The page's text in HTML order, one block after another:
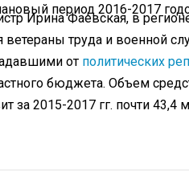
период 2016-2017
Ирина Фаевская, в
ветераны труда и военной
от политических
бюджета. Объем
за 2015-2017 гг. почти 43,4